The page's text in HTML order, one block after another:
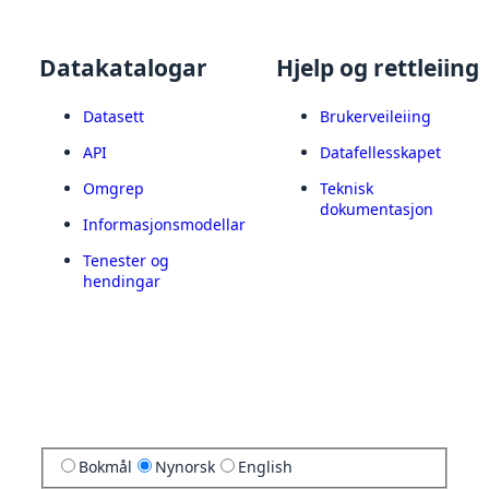
Datakatalogar
Datasett
API
Omgrep
Informasjonsmodellar
Tenester og
hendingar
Hjelp og rettleiing
Brukerveileiing
Datafellesskapet
Teknisk
dokumentasjon
Bokmål Nynorsk English